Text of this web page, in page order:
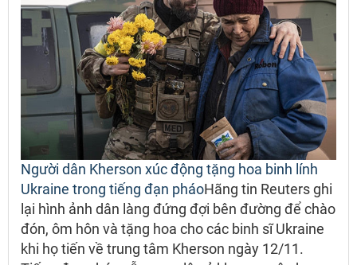
Người dân Kherson xúc động tặng hoa binh lính
Ukraine trong tiếng đạn pháoHãng tin Reuters ghi
lại hình ảnh dân làng đứng đợi bên đường để chào
đón, ôm hôn và tặng hoa cho các binh sĩ Ukraine
khi họ tiến về trung tâm Kherson ngày 12/11.